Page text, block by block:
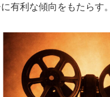
有利な傾向をもたらす。